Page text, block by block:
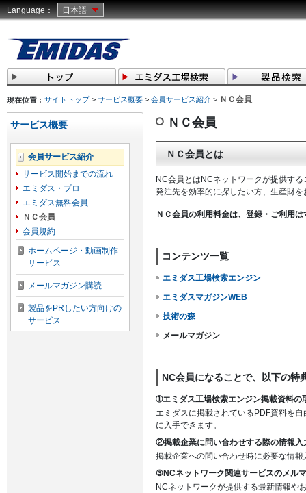
Language： 日本語
現在位置 : サイトトップ> サービス概要 > 会員サービス紹介 > ＮＣ会員
サービス概要
会員サービス紹介
サービス開始までの流れ
エミダス・プロ
エミダス無料会員
ＮＣ会員
会員規約
ホームページ・動画制作
サービス
メールマガジン購読
製品をPRしたい方向けの
サービス
ＮＣ会員
ＮＣ会員とは
NC会員とはNCネットワークが提供す
発注先を効率的に探したい方、生産財
ＮＣ会員の利用料金は、登録・ご利用は
コンテンツ一覧
エミダス工場検索エンジン
エミダスマガジンWEB
技術の森
メールマガジン
NC会員になることで、以下の特
➀エミダス工場検索エンジン掲載資料の
エミダスに掲載されているPDF資料を
に入手できます。
②掲載企業に問い合わせする際の情報入
掲載企業への問い合わせ時に必要な情
③NCネットワーク関連サービスのメル
NCネットワークが提供する最新情報や